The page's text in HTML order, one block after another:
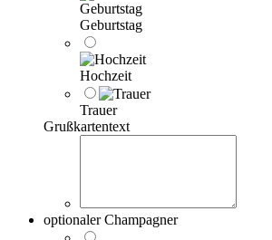
Geburtstag
Hochzeit
Trauer
Grußkartentext
optionaler Champagner